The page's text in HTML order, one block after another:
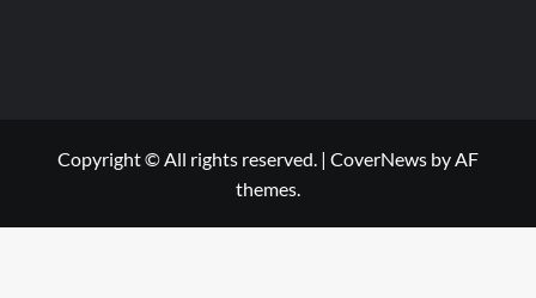
Copyright © All rights reserved. | CoverNews by AF
themes.